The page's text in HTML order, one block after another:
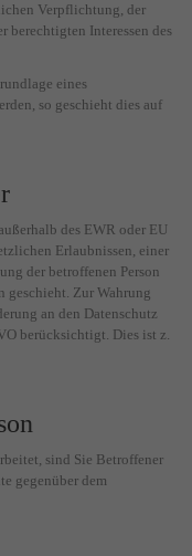
Verpflichtung, der
berechtigten Interessen des
eines
so geschieht dies auf
des EWR oder EU
Erlaubnissen, einer
der betroffenen Person
geschieht. Zur Wahrung
an den Datenschutz
berücksichtigt. Dies ist z.
sind Sie Betroffener
gegenüber dem